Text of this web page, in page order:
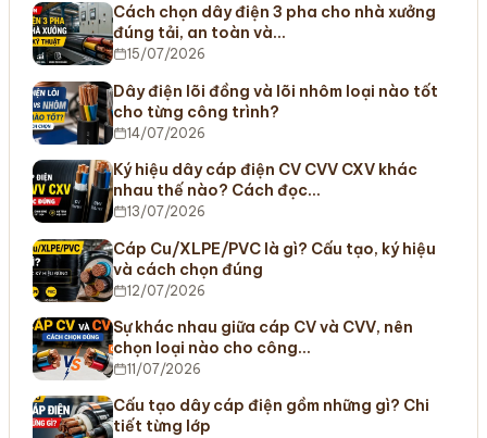
Cách chọn dây điện 3 pha cho nhà xưởng
đúng tải, an toàn và…
15/07/2026
Dây điện lõi đồng và lõi nhôm loại nào tốt
cho từng công trình?
14/07/2026
Ký hiệu dây cáp điện CV CVV CXV khác
nhau thế nào? Cách đọc…
13/07/2026
Cáp Cu/XLPE/PVC là gì? Cấu tạo, ký hiệu
và cách chọn đúng
12/07/2026
Sự khác nhau giữa cáp CV và CVV, nên
chọn loại nào cho công…
11/07/2026
Cấu tạo dây cáp điện gồm những gì? Chi
tiết từng lớp